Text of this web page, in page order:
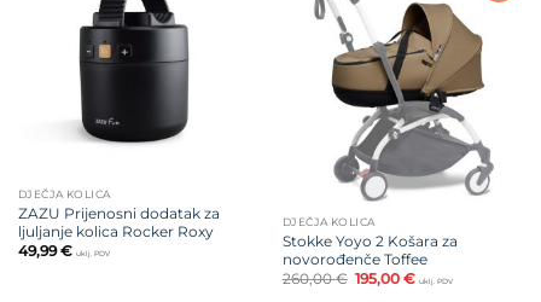
DJEČJA KOLICA
ZAZU Prijenosni dodatak za
ljuljanje kolica Rocker Roxy
49,99€ uklj. PDV
na listu
želja
DJEČJA KOLICA
Stokke Yoyo 2 Košara za
novorođenče Toffee
260,00€ Izvorna
cijena
195,00€Trenutna
uklj. PDV